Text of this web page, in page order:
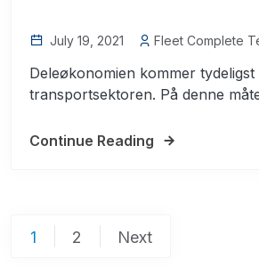
July 19, 2021 Fleet Complete
Deleøkonomien kommer
transportsektoren. På denne
Continue Reading
Posts
1 2 Next